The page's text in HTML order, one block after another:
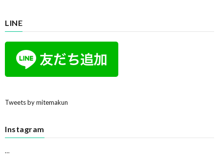
LINE
Tweets by mitemakun
Instagram
…